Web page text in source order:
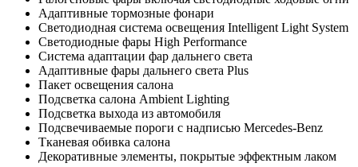
Адаптивные тормозные фонари
Светодиодная система освещения Intelligent Light System
Светодиодные фары High Performance
Система адаптации фар дальнего света
Адаптивные фары дальнего света Plus
Пакет освещения салона
Подсветка салона Ambient Lighting
Подсветка выхода из автомобиля
Подсвечиваемые пороги с надписью Mercedes-Benz
Тканевая обивка салона
Декоративные элементы, покрытые эффектным лаком